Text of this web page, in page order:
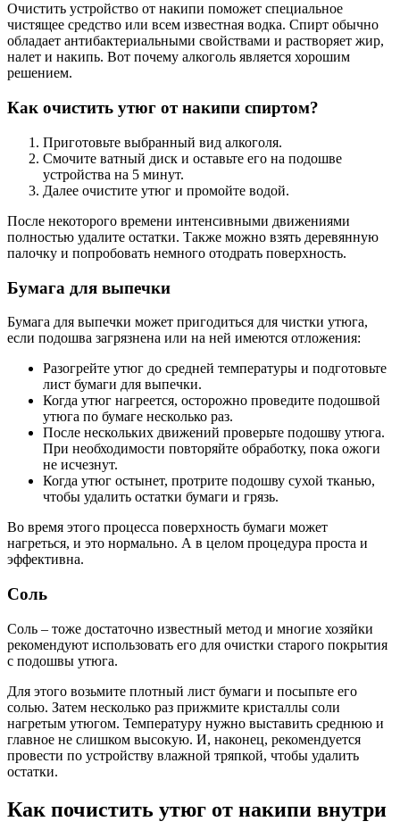
Очистить устройство от накипи поможет специальное
чистящее средство или всем известная водка. Спирт обычно
обладает антибактериальными свойствами и растворяет жир,
налет и накипь. Вот почему алкоголь является хорошим
решением.
Как очистить утюг от накипи спиртом?
Приготовьте выбранный вид алкоголя.
Смочите ватный диск и оставьте его на подошве
устройства на 5 минут.
Далее очистите утюг и промойте водой.
После некоторого времени интенсивными движениями
полностью удалите остатки. Также можно взять деревянную
палочку и попробовать немного отодрать поверхность.
Бумага для выпечки
Бумага для выпечки может пригодиться для чистки утюга,
если подошва загрязнена или на ней имеются отложения:
Разогрейте утюг до средней температуры и подготовьте
лист бумаги для выпечки.
Когда утюг нагреется, осторожно проведите подошвой
утюга по бумаге несколько раз.
После нескольких движений проверьте подошву утюга.
При необходимости повторяйте обработку, пока ожоги
не исчезнут.
Когда утюг остынет, протрите подошву сухой тканью,
чтобы удалить остатки бумаги и грязь.
Во время этого процесса поверхность бумаги может
нагреться, и это нормально. А в целом процедура проста и
эффективна.
Соль
Соль – тоже достаточно известный метод и многие хозяйки
рекомендуют использовать его для очистки старого покрытия
с подошвы утюга.
Для этого возьмите плотный лист бумаги и посыпьте его
солью. Затем несколько раз прижмите кристаллы соли
нагретым утюгом. Температуру нужно выставить среднюю и
главное не слишком высокую. И, наконец, рекомендуется
провести по устройству влажной тряпкой, чтобы удалить
остатки.
Как почистить утюг от накипи внутри